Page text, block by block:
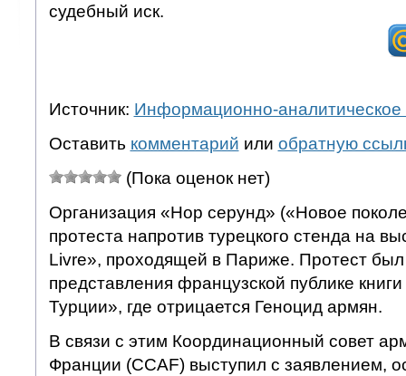
судебный иск.
Источник: Информационно-аналитическое
Оставить комментарий или обратную
(Пока оценок нет)
Организация «Нор серунд» («Новое
протеста напротив турецкого стенда на
Livre», проходящей в Париже. Протест был
представления французской публике
Турции», где отрицается Геноцид армян.
В связи с этим Координационный совет
Франции (CCAF) выступил с заявлением,